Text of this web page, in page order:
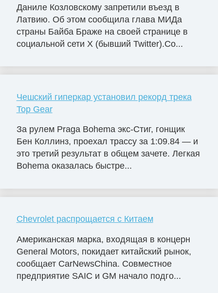
Даниле Козловскому запретили въезд в
Латвию. Об этом сообщила глава МИДа
страны Байба Браже на своей странице в
социальной сети X (бывший Twitter).Со...
Чешский гиперкар установил рекорд трека
Top Gear
За рулем Praga Bohema экс-Стиг, гонщик
Бен Коллинз, проехал трассу за 1:09.84 — и
это третий результат в общем зачете. Легкая
Bohema оказалась быстре...
Chevrolet распрощается с Китаем
Американская марка, входящая в концерн
General Motors, покидает китайский рынок,
сообщает CarNewsChina. Совместное
предприятие SAIC и GM начало подго...